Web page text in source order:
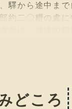
驛から途中ま
約二〇糎の處
粍の差で一致し
どころ